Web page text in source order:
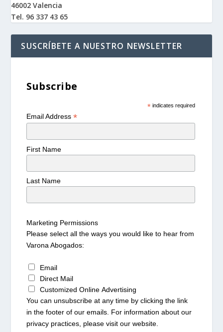
46002 Valencia
Tel. 96 337 43 65
SUSCRÍBETE A NUESTRO NEWSLETTER
Subscribe
*indicates required
Email Address*
First Name
Last Name
Marketing Permissions
Please select all the ways you would like to hear from
Varona Abogados:
Email
Direct Mail
Customized Online Advertising
You can unsubscribe at any time by clicking the link
in the footer of our emails. For information about our
privacy practices, please visit our website.